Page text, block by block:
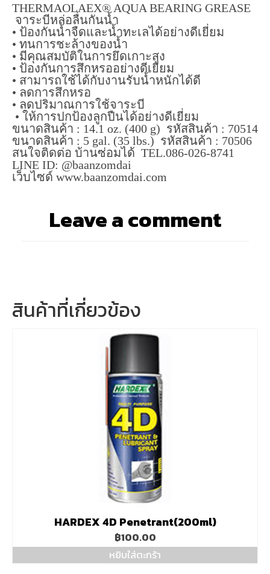
THERMAOLAEX® AQUA BEARING GREASE
จาระบีหล่อลื่นกันน้ำ
• ป้องกันน้ำจืดและน้ำทะเลได้อย่างดีเยี่ยม
• ทนการชะล้างของน้ำ
• มีคุณสมบัติในการยึดเกาะสูง
• ป้องกันการสึกหรออย่างดีเยี่ยม
• สามารถใช้ได้กับงานรับน้ำหนักได้ดี
• ลดการสึกหรอ
• ลดปริมาณการใช้จาระบี
• ให้การปกป้องลูกปืนได้อย่างดีเยี่ยม
ขนาดสินค้า : 14.1 oz. (400 g) รหัสสินค้า : 70514
ขนาดสินค้า : 5 gal. (35 lbs.) รหัสสินค้า : 70506
สนใจติดต่อ บ้านซ่อมได้ TEL.086-026-8741
LINE ID: @baanzomdai
เว็บไซด์ www.baanzomdai.com
Leave a comment
สินค้าที่เกี่ยวข้อง
HARDEX 4D Penetrant(200ml)
฿100.00
หยิบใส่ตะกร้า